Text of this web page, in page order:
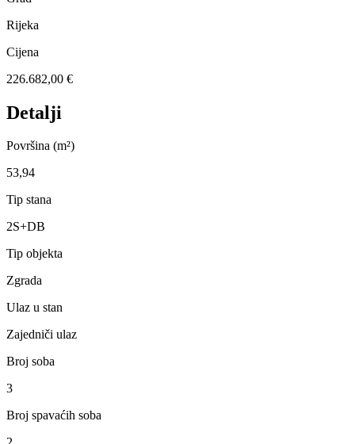
Rijeka
Cijena
226.682,00 €
Detalji
Površina (m²)
53,94
Tip stana
2S+DB
Tip objekta
Zgrada
Ulaz u stan
Zajedniči ulaz
Broj soba
3
Broj spavaćih soba